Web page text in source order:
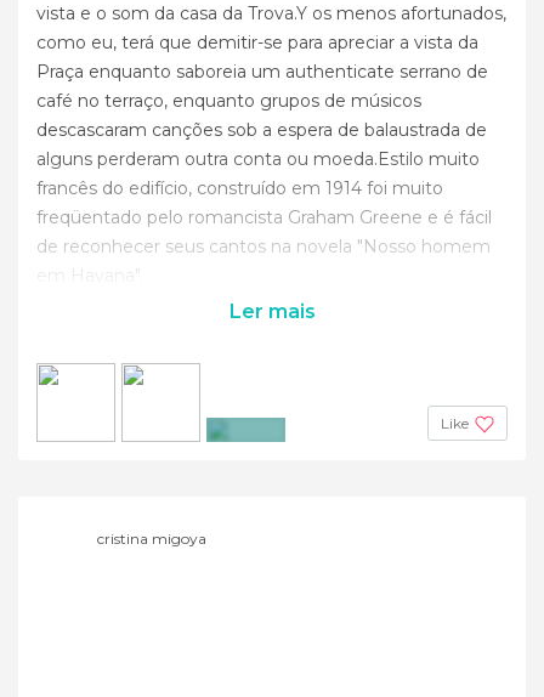
vista e o som da casa da Trova.Y os menos afortunados,
como eu, terá que demitir-se para apreciar a vista da
Praça enquanto saboreia um authenticate serrano de
café no terraço, enquanto grupos de músicos
descascaram canções sob a espera de balaustrada de
alguns perderam outra conta ou moeda.Estilo muito
francês do edifício, construído em 1914 foi muito
freqüentado pelo romancista Graham Greene e é fácil
de reconhecer seus cantos na novela "Nosso homem
em Havana".
Ler mais
Like
cristina migoya